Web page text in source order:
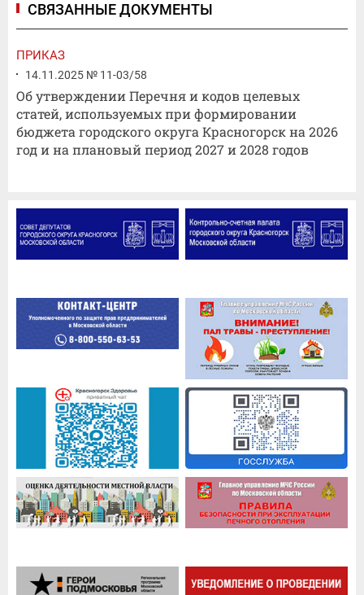
СВЯЗАННЫЕ ДОКУМЕНТЫ
ПРИКАЗ
14.11.2025 № 11-03/58
Об утверждении Перечня и кодов целевых
статей, используемых при формировании
бюджета городского округа Красногорск на 2026
год и на плановый период 2027 и 2028 годов